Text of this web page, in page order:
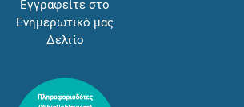
Εγγραφείτε στο
Ενημερωτικό μας
Δελτίο